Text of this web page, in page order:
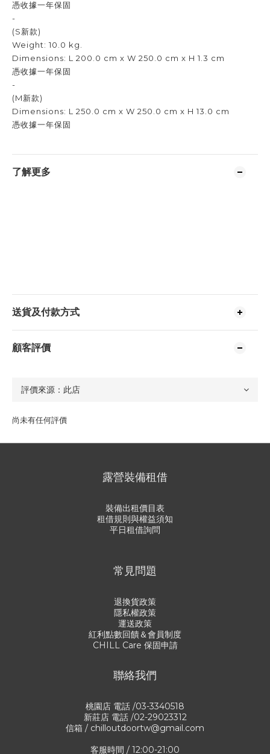
憑收據一年保固
-
(S新款)
Weight: 10.0 kg.
Dimensions: L 200.0 cm x W 250.0 cm x H 1.3 cm
憑收據一年保固
-
(M新款)
Dimensions: L 250.0 cm x W 250.0 cm x H 13.0 cm
憑收據一年保固
了解更多
送貨及付款方式
顧客評價
尚未有任何評價
露營裝備租借
裝備出租價目表
租借規則與權益須知
平日租借詢問
常見問題
退換貨政策
隱私權政策
運送政策
紅利點數回饋＆會員制度
CHILL Care 保固申請
聯絡我們
桃園店 電話 /03-3340518
新莊店 電話 /02-29023312
信箱 / chilloutdoortw@gmail.com
客服時間 / 12:00-21:00